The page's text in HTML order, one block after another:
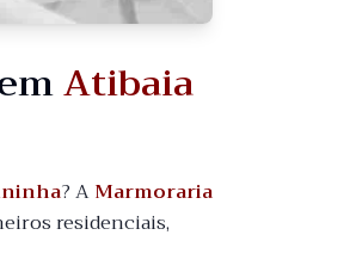
Atibaia
? AMarmoraria
residenciais,